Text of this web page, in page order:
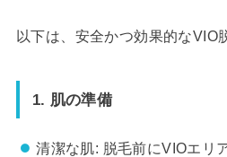
以下は、安全かつ効果的なVIO
1. 肌の準備
清潔な肌: 脱毛前にVIOエリ